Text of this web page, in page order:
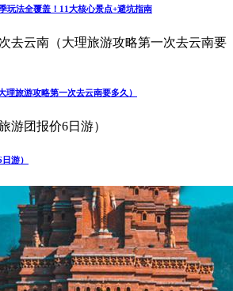
玩法全覆盖！11大核心景点+避坑指南
旅游攻略第一次去云南要多久）
游）